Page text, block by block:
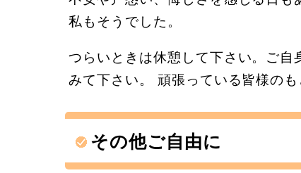
私もそうでした。
つらいときは休憩して下さい。ご
みて下さい。 頑張っている皆様の
その他ご自由に